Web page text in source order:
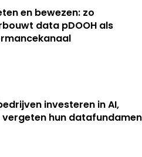
en bewezen: zo
data pDOOH als
investeren in AI,
hun